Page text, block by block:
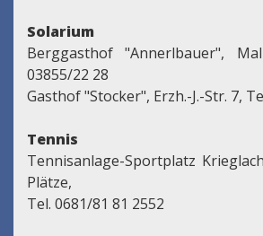
Solarium
Berggasthof "Annerlbauer",
03855/22 28
Gasthof "Stocker", Erzh.-J.-Str. 7,
Tennis
Tennisanlage-Sportplatz
Plätze,
Tel. 0681/81 81 2552